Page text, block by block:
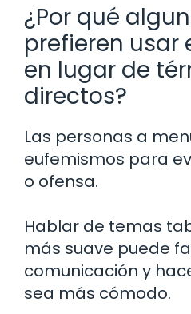
¿Por qué
prefieren usar
en lugar de
directos?
Las personas a
eufemismos para
o ofensa.
Hablar de temas
más suave puede
comunicación y
sea más cómodo.